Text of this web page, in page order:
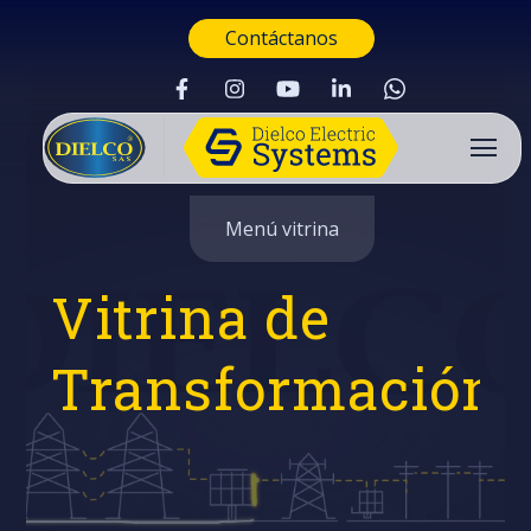
Contáctanos
Buscar
Menú vitrina
Vitrina de
Transformación